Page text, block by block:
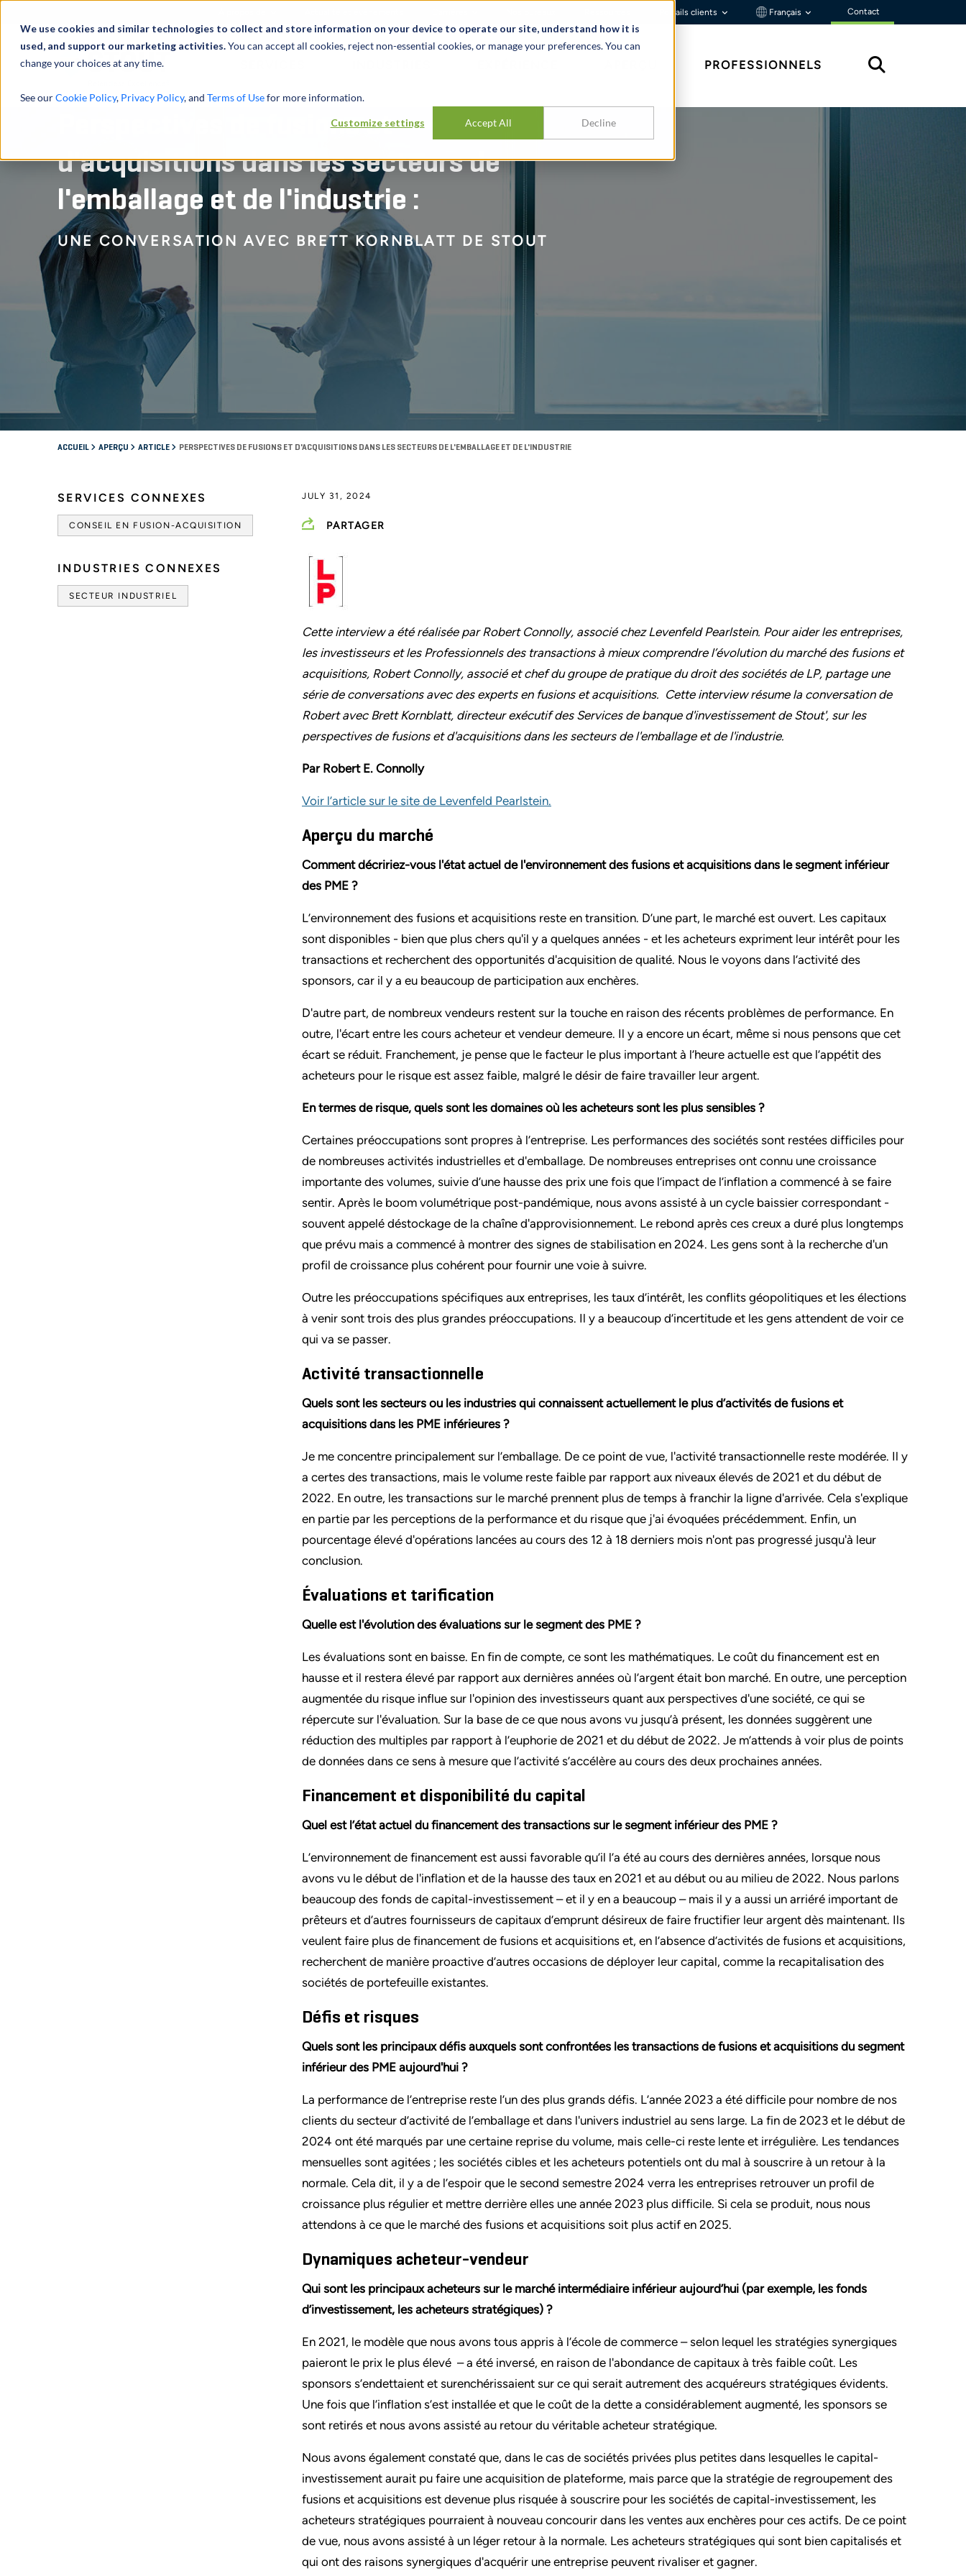
We use cookies and similar technologies to collect and store information on your device to operate our site, understand how it is
used, and support our marketing activities.You can accept all cookies, reject non-essential cookies, or manage your preferences. You can
change your choices at any time.
See ourCookie Policy, Privacy Policy, and Terms of Usefor more information.
Customize settings Accept All Decline
Portails clients Français Contact
PROFESSIONNELS
Perspectives de fusions et
d'acquisitions dans les secteurs de
l'emballage et de l'industrie :
UNE CONVERSATION AVEC BRETT KORNBLATT DE STOUT
ACCUEIL APERÇU ARTICLE PERSPECTIVES DE FUSIONS ET D'ACQUISITIONS DANS LES SECTEURS DE L'EMBALLAGE ET DE L'INDUSTRIE
SERVICES CONNEXES
CONSEIL EN FUSION-ACQUISITION
INDUSTRIES CONNEXES
SECTEUR INDUSTRIEL
JULY 31, 2024
PARTAGER
Cette interview a été réalisée par Robert Connolly, associé chez Levenfeld Pearlstein. Pour aider les entreprises,
les investisseurs et les Professionnels des transactions à mieux comprendre l’évolution du marché des fusions et
acquisitions, Robert Connolly, associé et chef du groupe de pratique du droit des sociétés de LP, partage une
série de conversations avec des experts en fusions et acquisitions. Cette interview résume la conversation de
Robert avec Brett Kornblatt, directeur exécutif des Services de banque d'investissement de Stout', sur les
perspectives de fusions et d'acquisitions dans les secteurs de l'emballage et de l'industrie.
Par Robert E. Connolly
Voir l’article sur le site de Levenfeld Pearlstein.
Aperçu du marché
Comment décririez-vous l'état actuel de l'environnement des fusions et acquisitions dans le segment inférieur
des PME ?
L’environnement des fusions et acquisitions reste en transition. D’une part, le marché est ouvert. Les capitaux
sont disponibles - bien que plus chers qu'il y a quelques années - et les acheteurs expriment leur intérêt pour les
transactions et recherchent des opportunités d'acquisition de qualité. Nous le voyons dans l’activité des
sponsors, car il y a eu beaucoup de participation aux enchères.
D'autre part, de nombreux vendeurs restent sur la touche en raison des récents problèmes de performance. En
outre, l'écart entre les cours acheteur et vendeur demeure. Il y a encore un écart, même si nous pensons que cet
écart se réduit. Franchement, je pense que le facteur le plus important à l’heure actuelle est que l’appétit des
acheteurs pour le risque est assez faible, malgré le désir de faire travailler leur argent.
En termes de risque, quels sont les domaines où les acheteurs sont les plus sensibles ?
Certaines préoccupations sont propres à l’entreprise. Les performances des sociétés sont restées difficiles pour
de nombreuses activités industrielles et d'emballage. De nombreuses entreprises ont connu une croissance
importante des volumes, suivie d’une hausse des prix une fois que l’impact de l’inflation a commencé à se faire
sentir. Après le boom volumétrique post-pandémique, nous avons assisté à un cycle baissier correspondant -
souvent appelé déstockage de la chaîne d'approvisionnement. Le rebond après ces creux a duré plus longtemps
que prévu mais a commencé à montrer des signes de stabilisation en 2024. Les gens sont à la recherche d'un
profil de croissance plus cohérent pour fournir une voie à suivre.
Outre les préoccupations spécifiques aux entreprises, les taux d’intérêt, les conflits géopolitiques et les élections
à venir sont trois des plus grandes préoccupations. Il y a beaucoup d’incertitude et les gens attendent de voir ce
qui va se passer.
Activité transactionnelle
Quels sont les secteurs ou les industries qui connaissent actuellement le plus d’activités de fusions et
acquisitions dans les PME inférieures ?
Je me concentre principalement sur l’emballage. De ce point de vue, l'activité transactionnelle reste modérée. Il y
a certes des transactions, mais le volume reste faible par rapport aux niveaux élevés de 2021 et du début de
2022. En outre, les transactions sur le marché prennent plus de temps à franchir la ligne d'arrivée. Cela s'explique
en partie par les perceptions de la performance et du risque que j'ai évoquées précédemment. Enfin, un
pourcentage élevé d'opérations lancées au cours des 12 à 18 derniers mois n'ont pas progressé jusqu'à leur
conclusion.
Évaluations et tarification
Quelle est l'évolution des évaluations sur le segment des PME ?
Les évaluations sont en baisse. En fin de compte, ce sont les mathématiques. Le coût du financement est en
hausse et il restera élevé par rapport aux dernières années où l’argent était bon marché. En outre, une perception
augmentée du risque influe sur l'opinion des investisseurs quant aux perspectives d'une société, ce qui se
répercute sur l'évaluation. Sur la base de ce que nous avons vu jusqu’à présent, les données suggèrent une
réduction des multiples par rapport à l’euphorie de 2021 et du début de 2022. Je m’attends à voir plus de points
de données dans ce sens à mesure que l’activité s’accélère au cours des deux prochaines années.
Financement et disponibilité du capital
Quel est l’état actuel du financement des transactions sur le segment inférieur des PME ?
L’environnement de financement est aussi favorable qu’il l’a été au cours des dernières années, lorsque nous
avons vu le début de l'inflation et de la hausse des taux en 2021 et au début ou au milieu de 2022. Nous parlons
beaucoup des fonds de capital-investissement – et il y en a beaucoup – mais il y a aussi un arriéré important de
prêteurs et d’autres fournisseurs de capitaux d’emprunt désireux de faire fructifier leur argent dès maintenant. Ils
veulent faire plus de financement de fusions et acquisitions et, en l’absence d’activités de fusions et acquisitions,
recherchent de manière proactive d’autres occasions de déployer leur capital, comme la recapitalisation des
sociétés de portefeuille existantes.
Défis et risques
Quels sont les principaux défis auxquels sont confrontées les transactions de fusions et acquisitions du segment
inférieur des PME aujourd'hui ?
La performance de l’entreprise reste l’un des plus grands défis. L’année 2023 a été difficile pour nombre de nos
clients du secteur d’activité de l’emballage et dans l'univers industriel au sens large. La fin de 2023 et le début de
2024 ont été marqués par une certaine reprise du volume, mais celle-ci reste lente et irrégulière. Les tendances
mensuelles sont agitées ; les sociétés cibles et les acheteurs potentiels ont du mal à souscrire à un retour à la
normale. Cela dit, il y a de l’espoir que le second semestre 2024 verra les entreprises retrouver un profil de
croissance plus régulier et mettre derrière elles une année 2023 plus difficile. Si cela se produit, nous nous
attendons à ce que le marché des fusions et acquisitions soit plus actif en 2025.
Dynamiques acheteur-vendeur
Qui sont les principaux acheteurs sur le marché intermédiaire inférieur aujourd’hui (par exemple, les fonds
d’investissement, les acheteurs stratégiques) ?
En 2021, le modèle que nous avons tous appris à l’école de commerce – selon lequel les stratégies synergiques
paieront le prix le plus élevé –a été inversé, en raison de l'abondance de capitaux à très faible coût. Les
sponsors s’endettaient et surenchérissaient sur ce qui serait autrement des acquéreurs stratégiques évidents.
Une fois que l’inflation s’est installée et que le coût de la dette a considérablement augmenté, les sponsors se
sont retirés et nous avons assisté au retour du véritable acheteur stratégique.
Nous avons également constaté que, dans le cas de sociétés privées plus petites dans lesquelles le capital-
investissement aurait pu faire une acquisition de plateforme, mais parce que la stratégie de regroupement des
fusions et acquisitions est devenue plus risquée à souscrire pour les sociétés de capital-investissement, les
acheteurs stratégiques pourraient à nouveau concourir dans les ventes aux enchères pour ces actifs. De ce point
de vue, nous avons assisté à un léger retour à la normale. Les acheteurs stratégiques qui sont bien capitalisés et
qui ont des raisons synergiques d'acquérir une entreprise peuvent rivaliser et gagner.